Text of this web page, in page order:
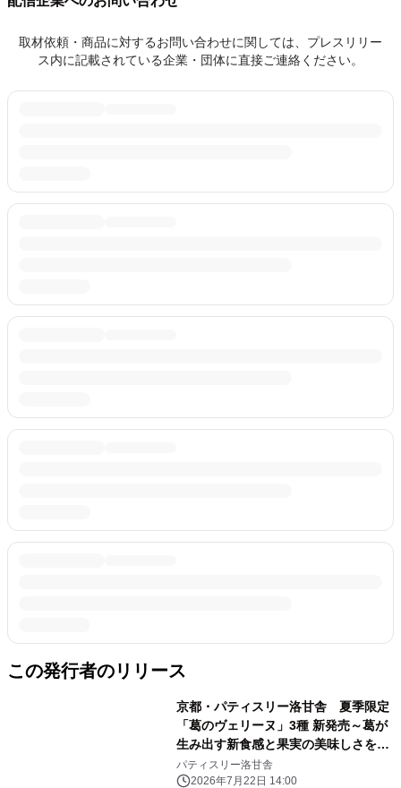
取材依頼・商品に対するお問い合わせに関しては、プレスリリー
ス内に記載されている企業・団体に直接ご連絡ください。
この発行者のリリース
京都・パティスリー洛甘舎 夏季限定
「葛のヴェリーヌ」3種 新発売～葛が
生み出す新食感と果実の美味しさを楽
しむ、和洋融合のカップデザート～
パティスリー洛甘舎
2026年7月22日 14:00